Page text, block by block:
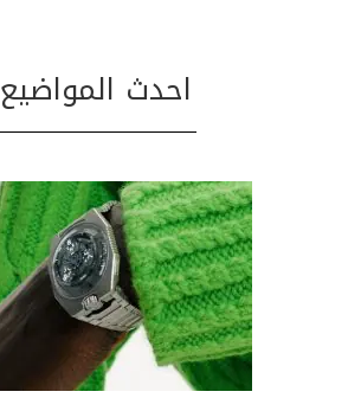
احدث المواضيع